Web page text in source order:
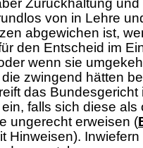
Zurückhaltung
von in Lehre
abgewichen ist,
den Entscheid im
wenn sie
zwingend hätten
das Bundesgericht
falls sich diese als
ungerecht erweisen (
Hinweisen).